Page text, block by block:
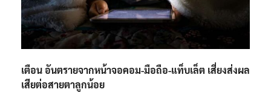
เตือน อันตรายจากหน้าจอคอม-มือถือ-แท็บเล็ต เสี่ยงส่งผล
เสียต่อสายตาลูกน้อย